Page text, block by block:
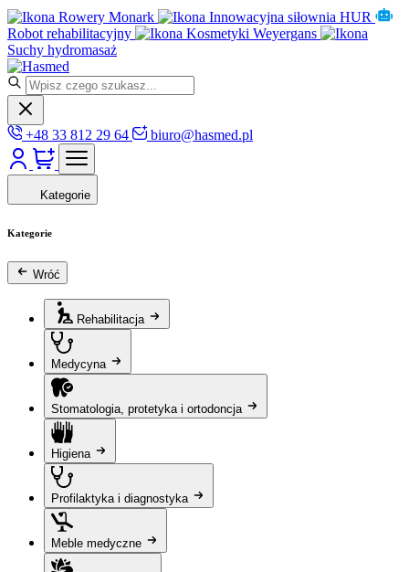
Rowery Monark
Innowacyjna siłownia HUR
Robot rehabilitacyjny
Kosmetyki Weyergans
Suchy hydromasaż
+48 33 812 29 64 biuro@hasmed.pl
Kategorie
Kategorie
Wróć
Rehabilitacja
Medycyna
Stomatologia, protetyka i ortodoncja
Higiena
Profilaktyka i diagnostyka
Meble medyczne